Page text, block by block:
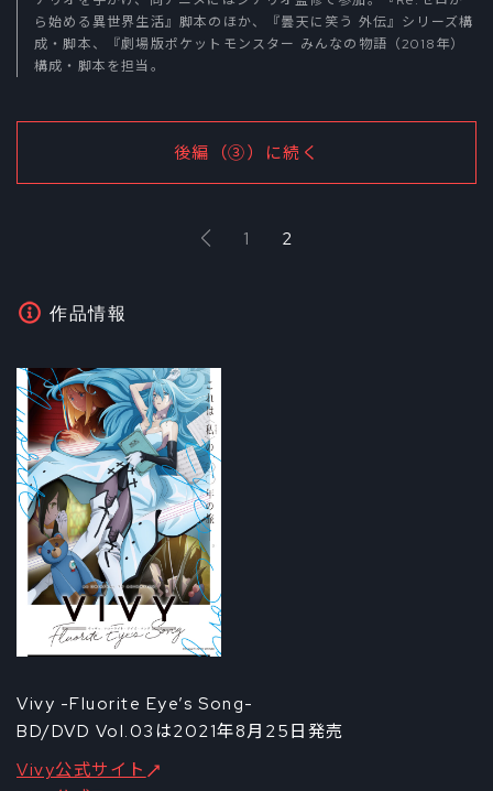
ら始める異世界生活』脚本のほか、『曇天に笑う 外伝』シリーズ構
成・脚本、『劇場版ポケットモンスター みんなの物語（2018年）
構成・脚本を担当。
後編（③）に続く
1 2
作品情報
Vivy -Fluorite Eye’s Song-
BD/DVD Vol.03は2021年8月25日発売
Vivy公式サイト